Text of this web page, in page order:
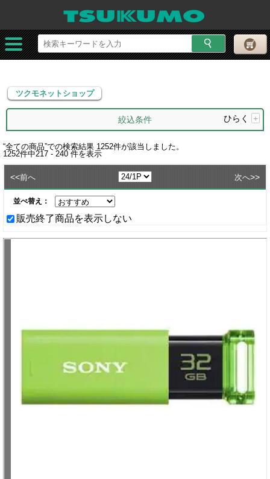
ツクモネットショップ
ツクモネットショップ
絞込条件 ひらく +
“全ての商品”での検索結果 1252件が該当しました。
1252件中217 - 240 件を表示
<<前へ 次へ>>
並べ替え：
販売終了商品を表示しない